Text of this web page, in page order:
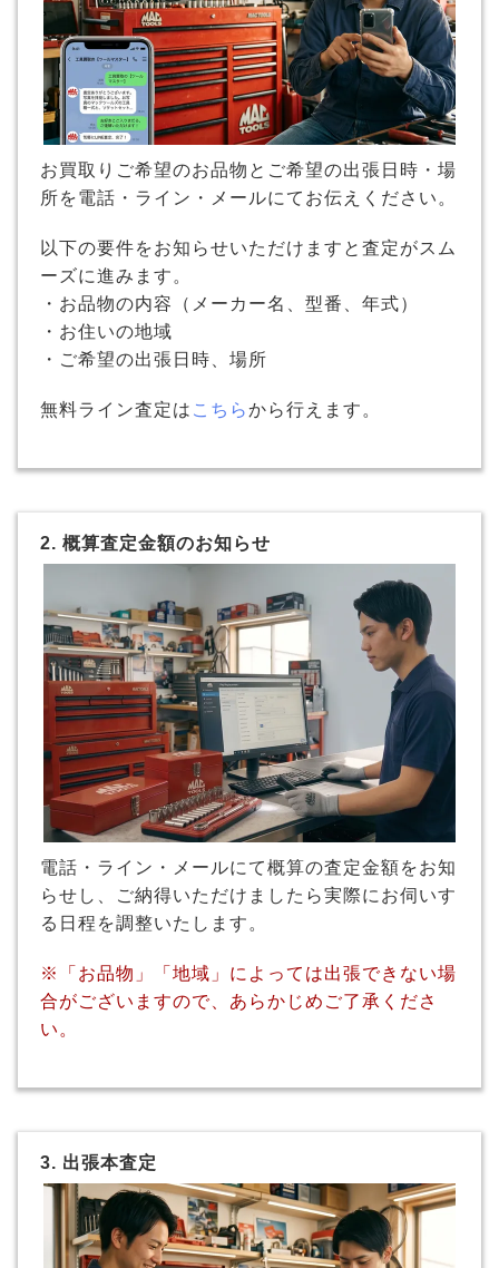
お買取りご希望のお品物とご希望の出張日時・場
所を電話・ライン・メールにてお伝えください。
以下の要件をお知らせいただけますと査定がスム
ーズに進みます。
・お品物の内容（メーカー名、型番、年式）
・お住いの地域
・ご希望の出張日時、場所
無料ライン査定は こちらから行えます。
2. 概算査定金額のお知らせ
電話・ライン・メールにて概算の査定金額をお知
らせし、ご納得いただけましたら実際にお伺いす
る日程を調整いたします。
※「お品物」「地域」によっては出張できない場
合がございますので、あらかじめご了承くださ
い。
3. 出張本査定